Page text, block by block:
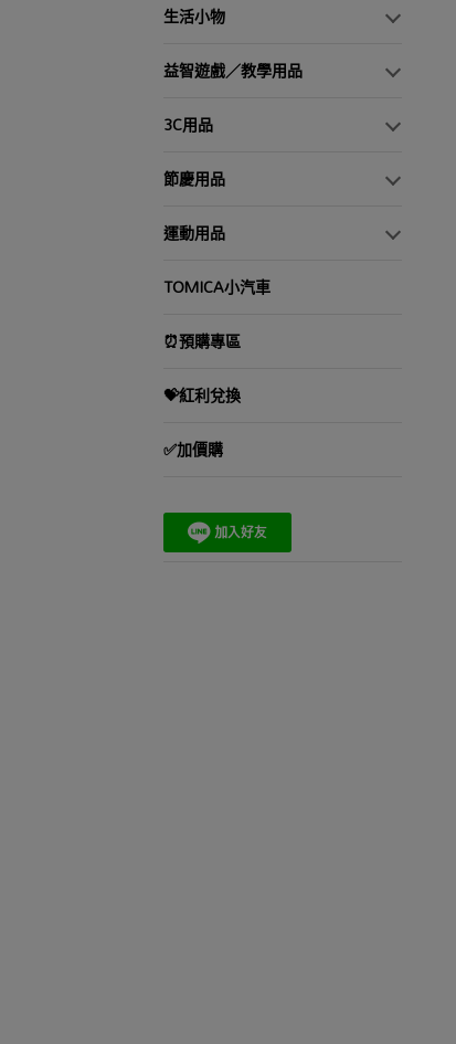
生活小物
益智遊戲／教學用品
3C用品
節慶用品
運動用品
TOMICA小汽車
⏰預購專區
💝紅利兌換
✅加價購